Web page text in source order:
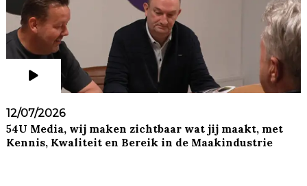
12/07/2026
54U Media, wij maken zichtbaar wat jij maakt, met
Kennis, Kwaliteit en Bereik in de Maakindustrie